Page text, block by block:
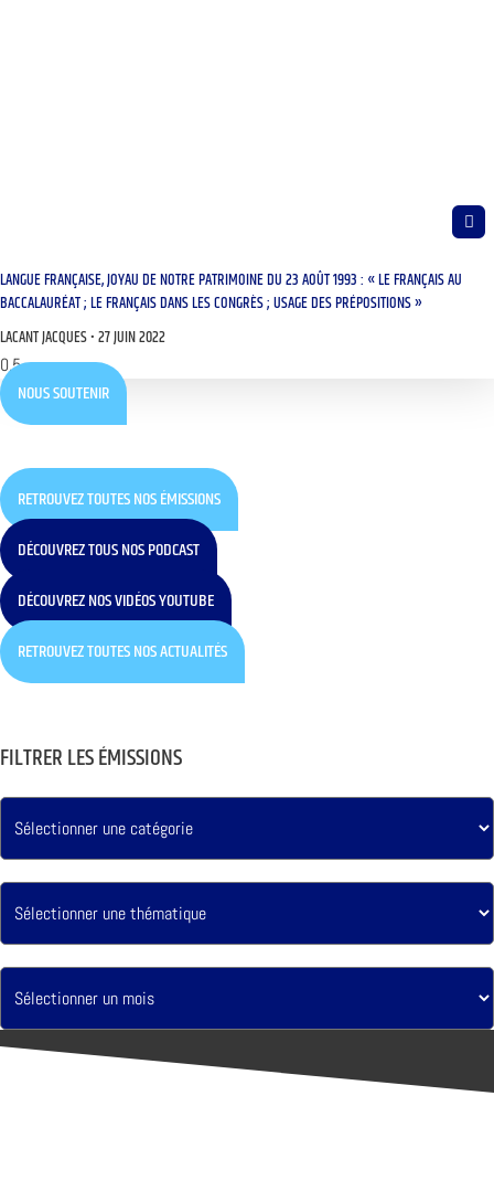
LANGUE FRANÇAISE, JOYAU DE NOTRE PATRIMOINE DU 23 AOÛT 1993 : « LE FRANÇAIS AU
BACCALAURÉAT ; LE FRANÇAIS DANS LES CONGRÈS ; USAGE DES PRÉPOSITIONS »
LACANT JACQUES 27 JUIN 2022
NOUS SOUTENIR
RETROUVEZ TOUTES NOS ÉMISSIONS
DÉCOUVREZ TOUS NOS PODCAST
DÉCOUVREZ NOS VIDÉOS YOUTUBE
RETROUVEZ TOUTES NOS ACTUALITÉS
FILTRER LES ÉMISSIONS